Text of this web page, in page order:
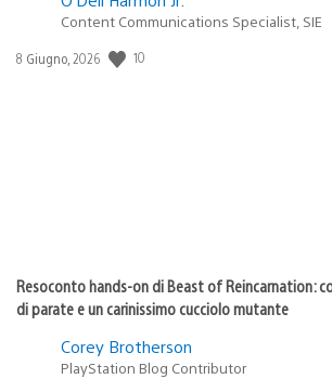
Content Communications Specialist, SIE
Data
8 Giugno, 2026 10
Resoconto hands-on di Beast of Reincarnation:
di parate e un carinissimo cucciolo mutante
Corey Brotherson
PlayStation Blog Contributor